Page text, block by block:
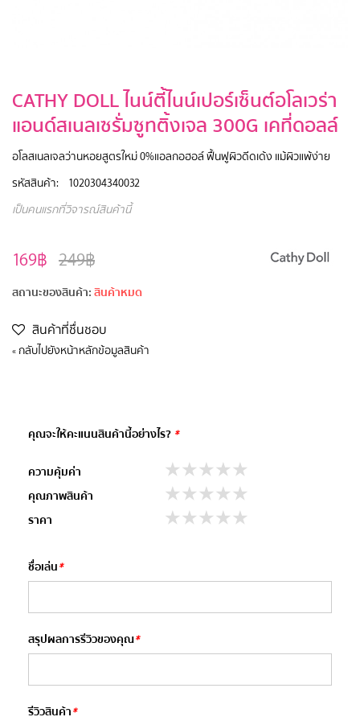
CATHY DOLL ไนน์ตี้ไนน์เปอร์เซ็นต์อโลเวร่า
แอนด์สเนลเซรั่มซูทติ้งเจล 300G เคที่ดอลล์
อโลสเนลเจลว่านหอยสูตรใหม่ 0%แอลกอฮอล์ ฟื้นฟูผิวดีดเด้ง แม้ผิวแพ้ง่าย
รหัสสินค้า:
1020304340032
เป็นคนแรกที่วิจารณ์สินค้านี้
249฿
169฿
สถานะของสินค้า:สินค้าหมด
สินค้าที่ชื่นชอบ
« กลับไปยังหน้าหลักข้อมูลสินค้า
คุณจะให้คะแนนสินค้านี้อย่างไร? *
ความคุ้มค่า stars
stars
stars
stars
คุณภาพสินค้า stars
stars
stars
stars
ราคา stars
stars
stars
stars
ชื่อเล่น*
สรุปผลการรีวิวของคุณ*
รีวิวสินค้า*